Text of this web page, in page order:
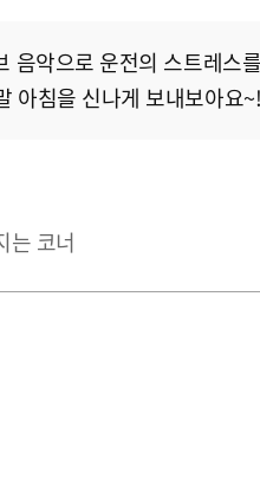
음악으로 운전의 스트레스
아침을 신나게 보내보아요~!
는 코너